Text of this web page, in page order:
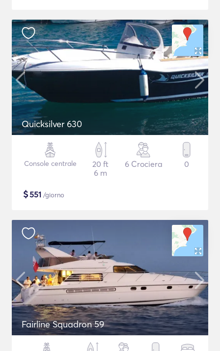
Quicksilver 630
Console centrale
20 ft
6 m
6 Crociera 0
$551 /giorno
Fairline Squadron 59